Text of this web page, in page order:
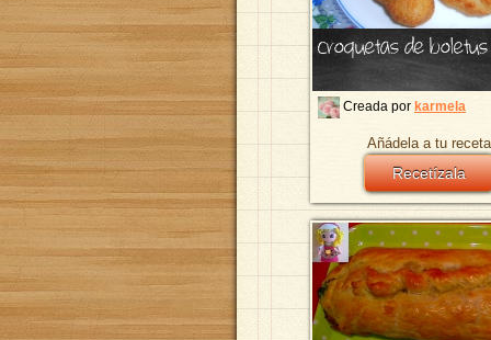
croquetas de boletus
Creada por karmela
Añádela a tu
Recetízala